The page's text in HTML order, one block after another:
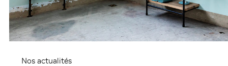
Nos actualités